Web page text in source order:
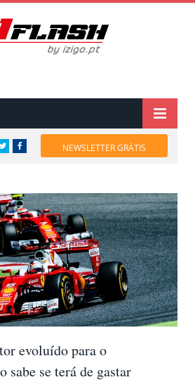
TwitterFacebook NEWSLETTER GRÁTIS
evoluído para o
sabe se terá de gastar